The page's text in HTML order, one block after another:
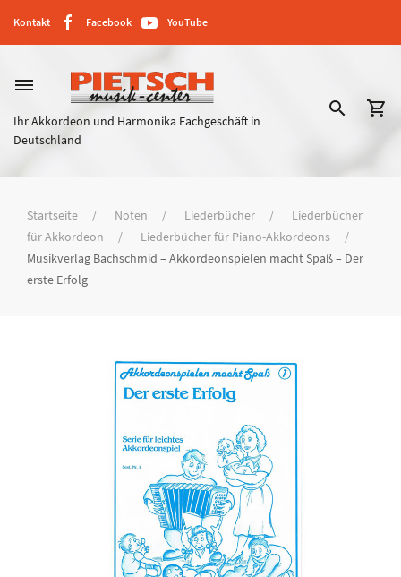
Kontakt Facebook YouTube
dehaze
Ihr Akkordeon und Harmonika Fachgeschäft in
Deutschland
search shopping_cart
Startseite Noten Liederbücher
Liederbücher
für Akkordeon
Liederbücher für Piano-Akkordeons
Musikverlag Bachschmid – Akkordeonspielen macht Spaß – Der
erste Erfolg